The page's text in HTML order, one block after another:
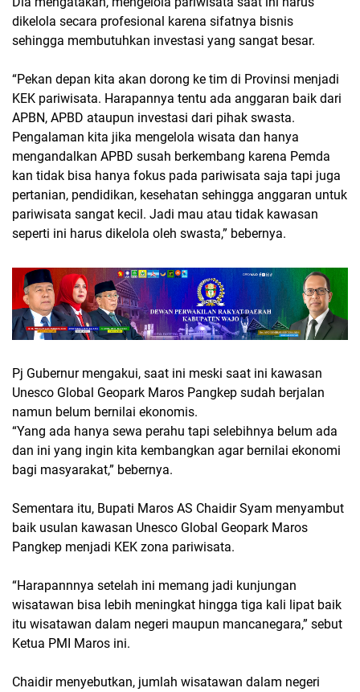
dikelola secara profesional karena sifatnya bisnis
sehingga membutuhkan investasi yang sangat besar.
“Pekan depan kita akan dorong ke tim di Provinsi menjadi
KEK pariwisata. Harapannya tentu ada anggaran baik dari
APBN, APBD ataupun investasi dari pihak swasta.
Pengalaman kita jika mengelola wisata dan hanya
mengandalkan APBD susah berkembang karena Pemda
kan tidak bisa hanya fokus pada pariwisata saja tapi juga
pertanian, pendidikan, kesehatan sehingga anggaran untuk
pariwisata sangat kecil. Jadi mau atau tidak kawasan
seperti ini harus dikelola oleh swasta,” bebernya.
Pj Gubernur mengakui, saat ini meski saat ini kawasan
Unesco Global Geopark Maros Pangkep sudah berjalan
namun belum bernilai ekonomis.
“Yang ada hanya sewa perahu tapi selebihnya belum ada
dan ini yang ingin kita kembangkan agar bernilai ekonomi
bagi masyarakat,” bebernya.
Sementara itu, Bupati Maros AS Chaidir Syam menyambut
baik usulan kawasan Unesco Global Geopark Maros
Pangkep menjadi KEK zona pariwisata.
“Harapannnya setelah ini memang jadi kunjungan
wisatawan bisa lebih meningkat hingga tiga kali lipat baik
itu wisatawan dalam negeri maupun mancanegara,” sebut
Ketua PMI Maros ini.
Chaidir menyebutkan, jumlah wisatawan dalam negeri